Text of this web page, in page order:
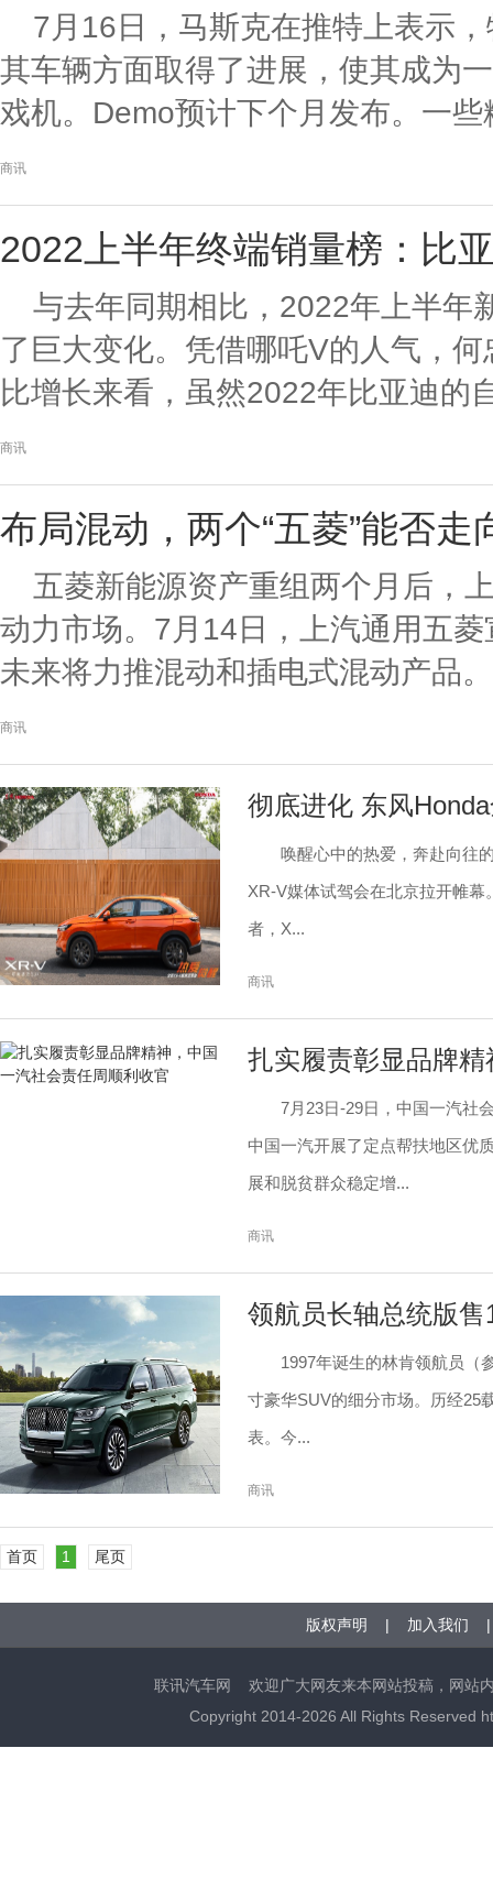
7月16日，马斯克在推特上表示
其车辆方面取得了进展，使其成为
戏机。Demo预计下个月发布。一
商讯
2022上半年终端销量榜：比
与去年同期相比，2022年上半年
了巨大变化。凭借哪吒V的人气，
比增长来看，虽然2022年比亚迪的
商讯
布局混动，两个“五菱”能否走
五菱新能源资产重组两个月后，
动力市场。7月14日，上汽通用五
未来将力推混动和插电式混动产品
商讯
彻底进化 东风
唤醒心中的热爱，奔赴向往
XR-V媒体试驾会在北京拉开帷
者，X...
商讯
扎实履责彰显品牌
7月23日-29日，中国一汽社
中国一汽开展了定点帮扶地区优
展和脱贫群众稳定增...
商讯
领航员长轴总统版
1997年诞生的林肯领航员（
寸豪华SUV的细分市场。历经25
表。今...
商讯
首页 1 尾页
版权声明 | 加入我
联讯汽车网 欢迎广大网友来本网站投稿，网站
Copyright 2014-2026 All Rights Reserved